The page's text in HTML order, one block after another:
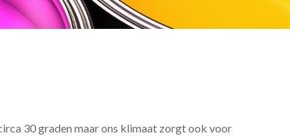
30 graden maar ons klimaat zorgt ook voor